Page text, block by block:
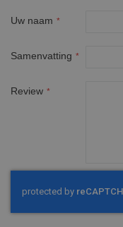
Uw naam
Samenvatting
Review